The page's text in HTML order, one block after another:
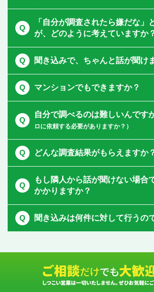
「自分が調査されたら嫌だな」
が、
どのように考えていますか
聞き込みで、ちゃんと話が聞け
マンションでもできますか？
自分で調べるのは難しいんです
ロに依頼する必要がありますか？）
どんな調査結果がもらえますか
もし隣人から話が聞けない場合
かかりますか？
聞き込みは何件に対して行うの